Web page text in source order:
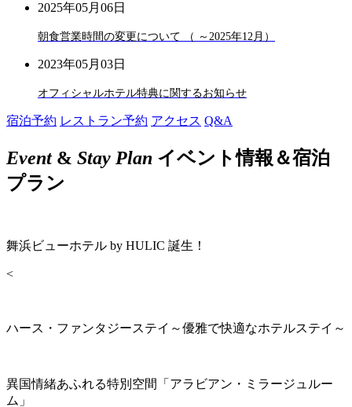
2025年05月06日
朝食営業時間の変更について （ ～2025年12月）
2023年05月03日
オフィシャルホテル特典に関するお知らせ
宿泊予約 レストラン予約 アクセス Q&A
Event& Stay Plan イベント情報＆宿泊
プラン
舞浜ビューホテル by HULIC 誕生！
<
ハース・ファンタジーステイ～優雅で快適なホテルステイ～
異国情緒あふれる特別空間「アラビアン・ミラージュルー
ム」